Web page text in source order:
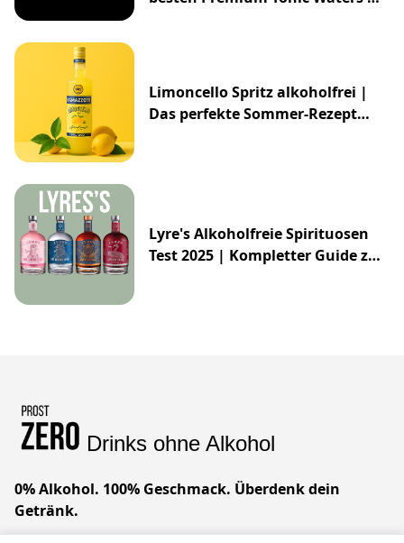
Limoncello Spritz alkoholfrei |
Das perfekte Sommer-Rezept
Lyre's Alkoholfreie Spirituosen
Test 2025 | Kompletter Guide zur
Drinks ohne Alkohol
0% Alkohol. 100% Geschmack. Überdenk dein
Getränk.